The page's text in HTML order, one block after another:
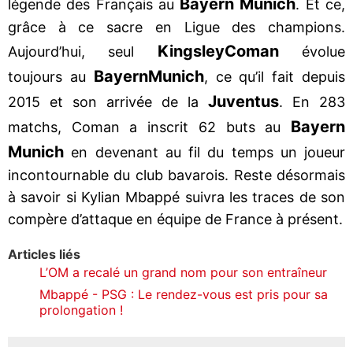
légende des Français au
. Et ce,
grâce à ce sacre en Ligue des champions.
Aujourd’hui, seul KingsleyComanévolue
toujours au BayernMunich, ce qu’il fait depuis
2015 et son arrivée de la Juventus. En 283
matchs, Coman a inscrit 62 buts au Bayern
Munich en devenant au fil du temps un joueur
incontournable du club bavarois. Reste désormais
à savoir si Kylian Mbappé suivra les traces de son
compère d’attaque en équipe de France à présent.
Articles liés
L’OM a recalé un grand nom pour son entraîneur
Mbappé - PSG : Le rendez-vous est pris pour sa
prolongation !